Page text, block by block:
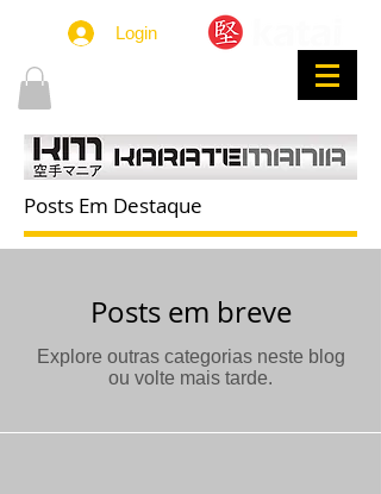
Login
Posts Em Destaque
Posts em breve
Explore outras categorias neste blog
ou volte mais tarde.